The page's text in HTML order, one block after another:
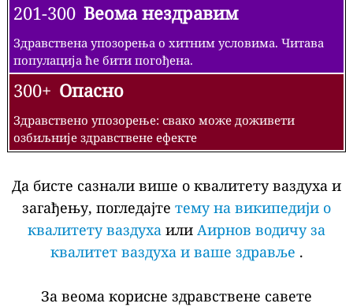
201-300 Веома нездравим
Здравствена упозорења о хитним условима. Читава
популација ће бити погођена.
300+ Опасно
Здравствено упозорење: свако може доживети
озбиљније здравствене ефекте
Да бисте сазнали више о квалитету ваздуха и
загађењу, погледајте тему на википедији о
квалитету ваздуха или Аирнов водичу за
квалитет ваздуха и ваше здравље .
За веома корисне здравствене савете